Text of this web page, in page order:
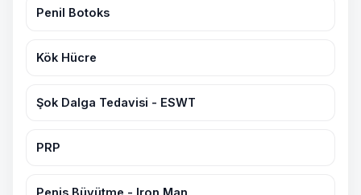
Penil Botoks
Kök Hücre
Şok Dalga Tedavisi - ESWT
PRP
Penis Büyütme - Iron Man